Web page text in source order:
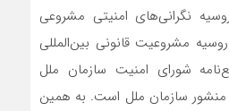
نگرانی‌های امنیتی مشروعی
مشروعیت قانونی بین‌المللی
شورای امنیت سازمان ملل
هفت منشور سازمان ملل است. به همین